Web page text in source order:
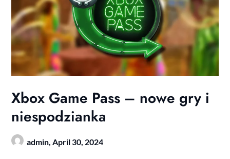
Xbox Game Pass – nowe gry i
niespodzianka
admin, April 30, 2024